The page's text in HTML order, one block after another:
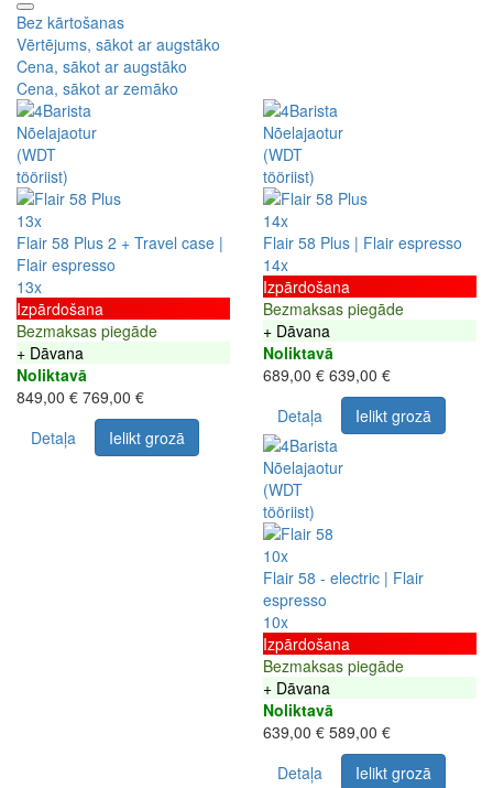
Bez kārtošanas
Vērtējums, sākot ar augstāko
Cena, sākot ar augstāko
Cena, sākot ar zemāko
13x
Flair 58 Plus 2 + Travel case |
Flair espresso
13x
Izpārdošana
Bezmaksas piegāde
+ Dāvana
Noliktavā
849,00 € 769,00 €
Detaļa
Ielikt grozā
14x
Flair 58 Plus | Flair espresso
14x
Izpārdošana
Bezmaksas piegāde
+ Dāvana
Noliktavā
689,00 € 639,00 €
Detaļa
Ielikt grozā
10x
Flair 58 - electric | Flair
espresso
10x
Izpārdošana
Bezmaksas piegāde
+ Dāvana
Noliktavā
639,00 € 589,00 €
Detaļa
Ielikt grozā